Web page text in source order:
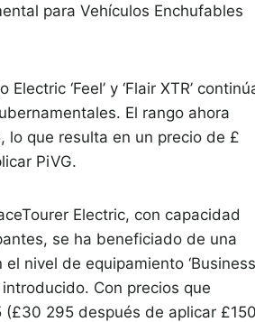
para Vehículos Enchufables
‘Feel’ y ‘Flair XTR’
El rango ahora
lo que resulta en un precio de £
PiVG.
Electric, con capacidad
se ha beneficiado de una
nivel de equipamiento ‘Business
Con precios que
(£30 295 después de aplicar